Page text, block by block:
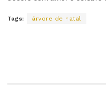
Tags: árvore de natal